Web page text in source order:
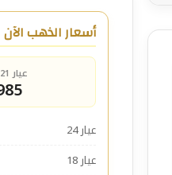
أسعار الذهب الآن
عيار 21 (الأكثر مبيعاً)
عيار 24
عيار 18